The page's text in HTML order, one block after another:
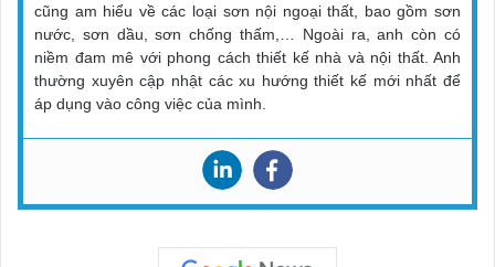
cũng am hiểu về các loại sơn nội ngoại thất, bao gồm sơn
nước, sơn dầu, sơn chống thấm,… Ngoài ra, anh còn có
niềm đam mê với phong cách thiết kế nhà và nội thất. Anh
thường xuyên cập nhật các xu hướng thiết kế mới nhất để
áp dụng vào công việc của mình.